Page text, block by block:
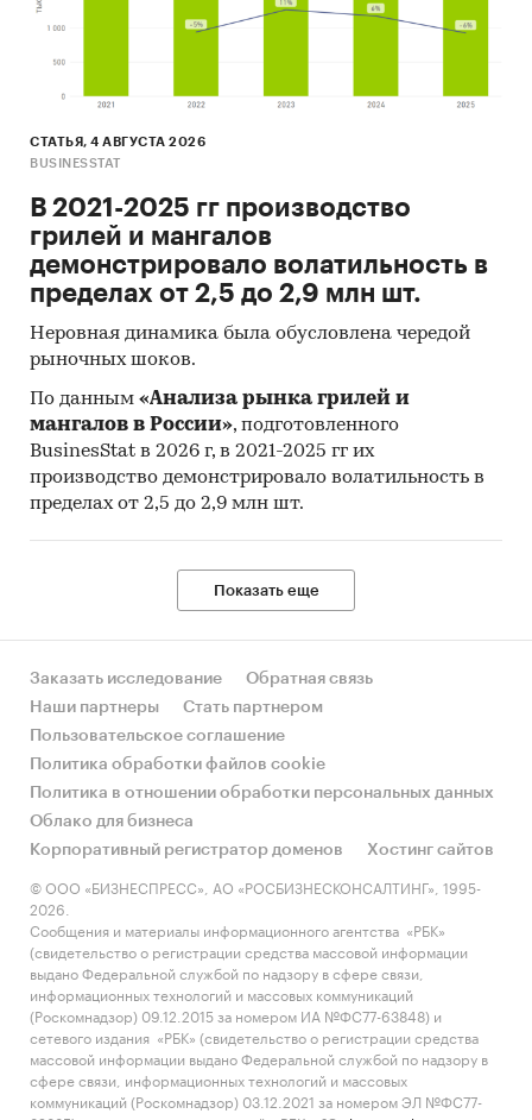
СТАТЬЯ, 4 АВГУСТА 2026
BUSINESSTAT
В 2021-2025 гг производство
грилей и мангалов
демонстрировало волатильность в
пределах от 2,5 до 2,9 млн шт.
Неровная динамика была обусловлена чередой
рыночных шоков.
По данным «Анализа рынка грилей и
мангалов в России», подготовленного
BusinesStat в 2026 г, в 2021-2025 гг их
производство демонстрировало волатильность в
пределах от 2,5 до 2,9 млн шт.
Показать еще
Заказать исследование
Обратная связь
Наши партнеры
Стать партнером
Пользовательское соглашение
Политика обработки файлов cookie
Политика в отношении обработки персональных данных
Облако для бизнеса
Корпоративный регистратор доменов
Хостинг сайтов
© ООО «БИЗНЕСПРЕСС», АО «РОСБИЗНЕСКОНСАЛТИНГ», 1995-
2026.
Сообщения и материалы информационного агентства «РБК»
(свидетельство о регистрации средства массовой информации
выдано Федеральной службой по надзору в сфере связи,
информационных технологий и массовых коммуникаций
(Роскомнадзор) 09.12.2015 за номером ИА №ФС77-63848) и
сетевого издания «РБК» (свидетельство о регистрации средства
массовой информации выдано Федеральной службой по надзору в
сфере связи, информационных технологий и массовых
коммуникаций (Роскомнадзор) 03.12.2021 за номером ЭЛ №ФС77-